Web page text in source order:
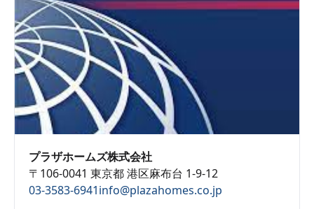
プラザホームズ株式会社
〒106-0041 東京都 港区麻布台 1-9-12
03-3583-6941info@plazahomes.co.jp